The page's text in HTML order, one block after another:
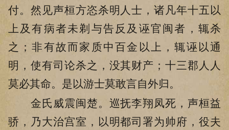
付。然见声桓方恣杀明人士，诸凡年十五以
上及有病者未剃与告反及诬官闽者，辄杀
之；非有故而家质中百金以上，辄诬以通
明，使有司论杀之，没其财产；十三郡人人
莫必其命。是以游士莫敢言自外归。
金氏威震闽楚。巡抚李翔凤死，声桓益
骄，乃大治宫室，以明都司署为帅府，役夫